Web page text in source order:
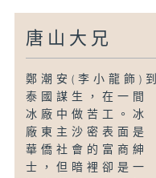
唐山大兄
鄭潮安(李小龍飾)到
泰國謀生，在一間
冰廠中做苦工。冰
廠東主沙密表面是
華僑社會的富商紳
士，但暗裡卻是一